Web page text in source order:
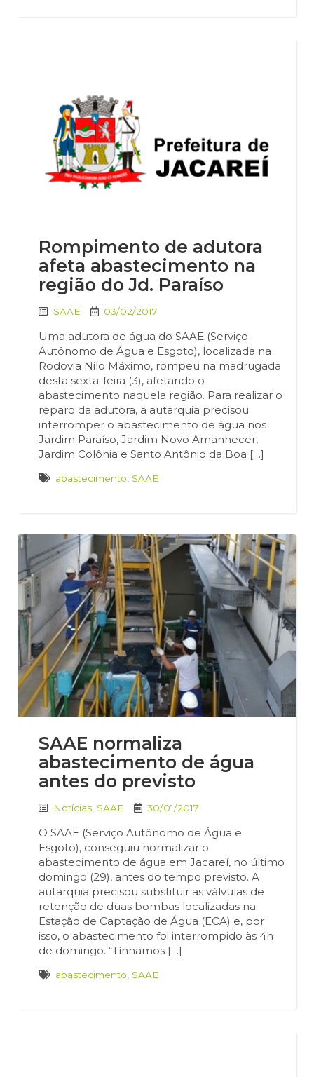
Rompimento de adutora
afeta abastecimento na
região do Jd. Paraíso
SAAE 03/02/2017
Uma adutora de água do SAAE (Serviço
Autônomo de Água e Esgoto), localizada na
Rodovia Nilo Máximo, rompeu na madrugada
desta sexta-feira (3), afetando o
abastecimento naquela região. Para realizar o
reparo da adutora, a autarquia precisou
interromper o abastecimento de água nos
Jardim Paraíso, Jardim Novo Amanhecer,
Jardim Colônia e Santo Antônio da Boa […]
abastecimento SAAE
SAAE normaliza
abastecimento de água
antes do previsto
Notícias SAAE 30/01/2017
O SAAE (Serviço Autônomo de Água e
Esgoto), conseguiu normalizar o
abastecimento de água em Jacareí, no último
domingo (29), antes do tempo previsto. A
autarquia precisou substituir as válvulas de
retenção de duas bombas localizadas na
Estação de Captação de Água (ECA) e, por
isso, o abastecimento foi interrompido às 4h
de domingo. “Tínhamos […]
abastecimento SAAE